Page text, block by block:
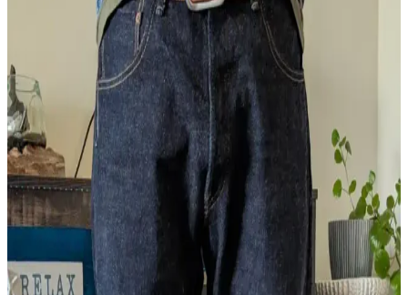
Bravestar Mojave ve Wrangler 13MWZ modelleri, 1 yıl boyunca
farklı kullanım ve bakım alışkanlıklarıyla test edilerek dayanıklılık,
tasarım ve estetik açıdan karşılaştırıldı. Her iki modelin avantajları ve
dezavantajları detaylandırıldı.
ONI Bumpy 277 Kuro Just Right Straight Jean:
Siyah Overdye Denim ve Kesim Özellikleri
ONI Bumpy 277 Kuro modeli, siyah overdye kotun derin tonları ve
özgün denim dokusuyla öne çıkıyor. Just Right Straight kesimi
rahatlık sunarken, kumaş kalitesi ve solma süreci kullanıcılarca
olumlu değerlendiriliyor.
Iron Heart 888S-21 Raw Denim Pantolonlarda
Doğru Beden Seçimi ve Uyum İpuçları